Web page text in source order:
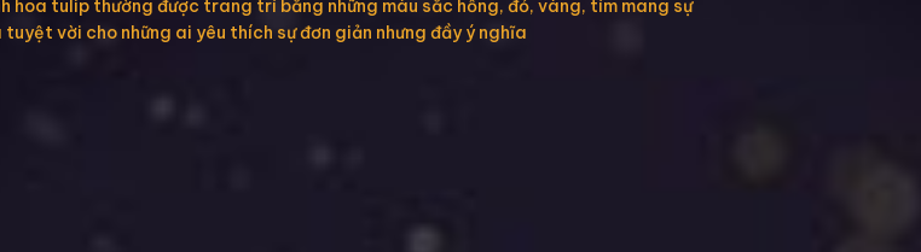
hoa tulip thường được trang trí bằng những màu sắc hồng, đỏ, vàng, tím mang sự
vời cho những ai yêu thích sự đơn giản nhưng đầy ý nghĩa